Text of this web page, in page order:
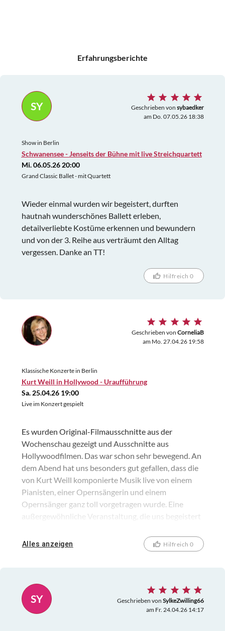
Erfahrungsberichte
SY Geschrieben von sybaedker
am Do. 07.05.26 18:38
Show in Berlin
Schwanensee - Jenseits der Bühne mit live Streichquartett
Mi. 06.05.26 20:00
Grand Classic Ballet - mit Quartett
Wieder einmal wurden wir begeistert, durften
hautnah wunderschönes Ballett erleben,
detailverliebte Kostüme erkennen und bewundern
und von der 3. Reihe aus verträumt den Alltag
vergessen. Danke an TT!
Hilfreich 0
Geschrieben von CorneliaB
am Mo. 27.04.26 19:58
Klassische Konzerte in Berlin
Kurt Weill in Hollywood - Uraufführung
Sa. 25.04.26 19:00
Live im Konzert gespielt
Es wurden Original-Filmausschnitte aus der
Wochenschau gezeigt und Ausschnitte aus
Hollywoodfilmen. Das war schon sehr bewegend. An
dem Abend hat uns besonders gut gefallen, dass die
von Kurt Weill komponierte Musik live von einem
Pianisten, einer Opernsängerin und einem
Opernsänger ganz toll vorgetragen wurde. Eine
außergewöhnliche Veranstaltung, die uns begeistert
Alles anzeigen Hilfreich 0
SY Geschrieben von SylkeZwilling66
am Fr. 24.04.26 14:17